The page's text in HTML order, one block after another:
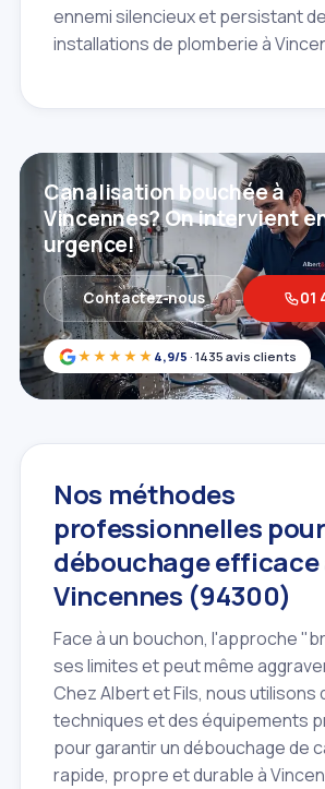
ennemi silencieux et persistant
installations de plomberie à
★★★★★ 4,9/5 · 1435 avis clients
Canalisation bouchée à
Vincennes? On intervient
urgence!
Contactez‑nous 01
Nos méthodes
professionnelles
débouchage efficace
Vincennes (94300)
Face à un bouchon, l'approche
ses limites et peut même
Chez Albert et Fils, nous utilisons
techniques et des équipements
pour garantir un débouchage de
rapide, propre et durable à